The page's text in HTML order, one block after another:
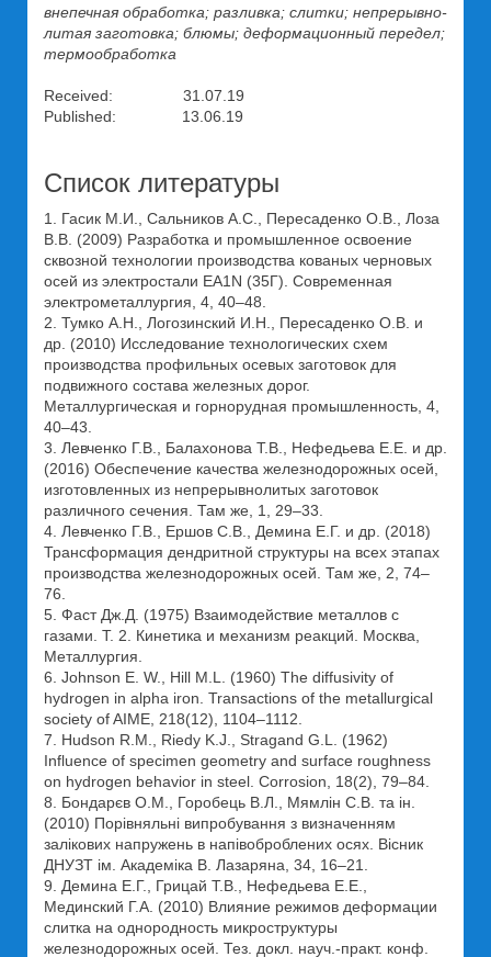
внепечная обработка; разливка; слитки; непрерывно-
литая заготовка; блюмы; деформационный передел;
термообработка
Received: 31.07.19
Published: 13.06.19
Список литературы
1. Гасик М.И., Сальников A.C., Пересаденко О.В., Лоза
В.В. (2009) Разработка и промышленное освоение
сквозной технологии производства кованых черновых
осей из электростали EA1N (35Г). Современная
электрометаллургия, 4, 40–48.
2. Тумко А.Н., Логозинский И.Н., Пересаденко О.В. и
др. (2010) Исследование технологических схем
производства профильных осевых заготовок для
подвижного состава железных дорог.
Металлургическая и горнорудная промышленность, 4,
40–43.
3. Левченко Г.В., Балахонова Т.В., Нефедьева Е.Е. и др.
(2016) Обеспечение качества железнодорожных осей,
изготовленных из непрерывнолитых заготовок
различного сечения. Там же, 1, 29–33.
4. Левченко Г.В., Ершов С.В., Демина Е.Г. и др. (2018)
Трансформация дендритной структуры на всех этапах
производства железнодорожных осей. Там же, 2, 74–
76.
5. Фаст Дж.Д. (1975) Взаимодействие металлов с
газами. Т. 2. Кинетика и механизм реакций. Mосква,
Металлургия.
6. Johnson Е. W., Hill M.L. (1960) The diffusivity of
hydrogen in alpha iron. Transactions of the metallurgical
society of AIME, 218(12), 1104–1112.
7. Hudson R.M., Riedy K.J., Stragand G.L. (1962)
Influence of specimen geometry and surface roughness
on hydrogen behavior in steel. Corrosion, 18(2), 79–84.
8. Бондарєв O.M., Горобець В.Л., Мямлін С.В. та ін.
(2010) Порівняльні випробування з визначенням
залікових напружень в напівоброблених осях. Вісник
ДНУЗТ ім. Академіка В. Лазаряна, 34, 16–21.
9. Демина Е.Г., Грицай Т.В., Нефедьева Е.Е.,
Мединский Г.А. (2010) Влияние режимов деформации
слитка на однородность микроструктуры
железнодорожных осей. Тез. докл. науч.-практ. конф.